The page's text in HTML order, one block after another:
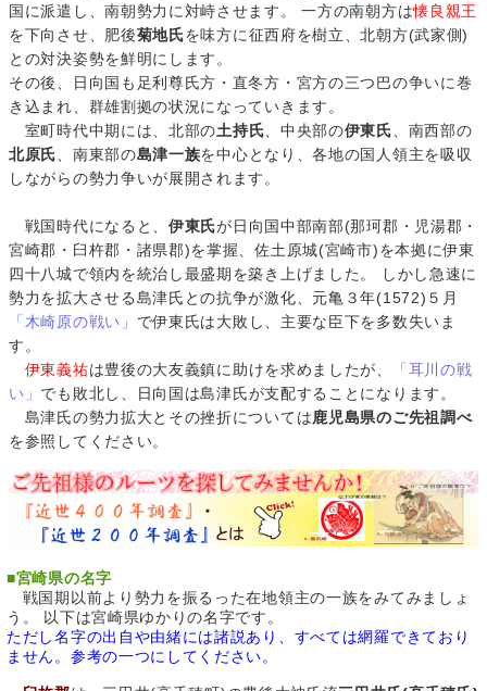
国に派遣し、南朝勢力に対峙させます。 一方の南朝方は懐良親王
を下向させ、肥後菊地氏を味方に征西府を樹立、北朝方(武家側)
との対決姿勢を鮮明にします。
その後、日向国も足利尊氏方・直冬方・宮方の三つ巴の争いに巻
き込まれ、群雄割拠の状況になっていきます。
室町時代中期には、北部の土持氏 、中央部の伊東氏 、南西部の
北原氏 、南東部の島津一族を中心となり、各地の国人領主を吸収
しながらの勢力争いが展開されます。
戦国時代になると、 伊東氏が日向国中部南部(那珂郡・児湯郡・
宮崎郡・臼杵郡・諸県郡)を掌握、佐土原城(宮崎市)を本拠に伊東
四十八城で領内を統治し最盛期を築き上げました。 しかし急速に
勢力を拡大させる島津氏との抗争が激化、元亀３年(1572)５月
「木崎原の戦い」 で伊東氏は大敗し、主要な臣下を多数失いま
す。
伊東義祐は豊後の大友義鎮に助けを求めましたが、
「耳川の戦
い」 でも敗北し、日向国は島津氏が支配することになります。
島津氏の勢力拡大とその挫折については鹿児島県のご先祖調べ
を参照してください。
■宮崎県の名字
戦国期以前より勢力を振るった在地領主の一族をみてみましょ
う。 以下は宮崎県ゆかりの名字です。
ただし名字の出自や由緒には諸説あり、すべては網羅できており
ません。参考の一つにしてください。